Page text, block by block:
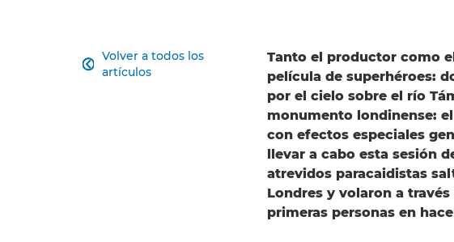
Volver a todos los
artículos

Tanto el productor como
película de superhéroes:
por el cielo sobre el río
monumento londinense:
con efectos especiales
llevar a cabo esta sesión
atrevidos paracaidistas
Londres y volaron a
primeras personas en